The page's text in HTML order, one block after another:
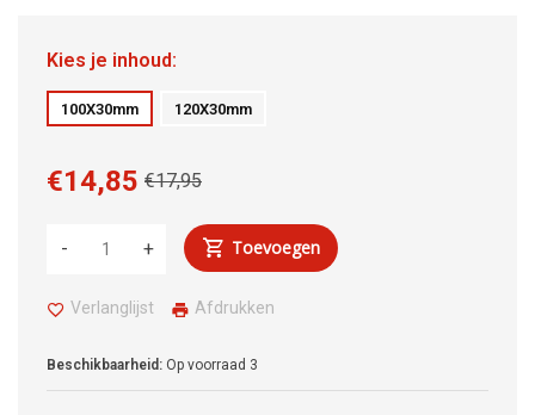
Kies je inhoud:
100X30mm 120X30mm
€17,95
€14,85
+
- Toevoegen
Verlanglijst Afdrukken
Beschikbaarheid: Op voorraad 3